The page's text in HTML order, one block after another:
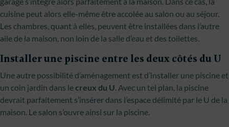
cuisine peut alors elle-même être accolée au salon ou au séjour.
Les chambres, quant à elles, peuvent être installées dans l’autre
aile de la maison, non loin de la salle d’eau et des toilettes.
Installer une piscine entre les deux côtés du U
Une autre possibilité d’aménagement est d’installer une piscine et
un coin jardin dans lecreux du U. Avec un tel plan, la piscine
devrait parfaitement s’insérer dans l’espace délimité par le U de la
maison. Le salon s’ouvre ainsi sur la piscine.